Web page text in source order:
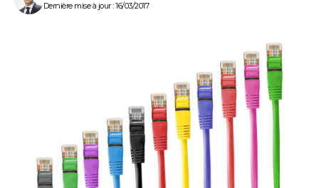
Dernière mise à jour : 16/03/2017